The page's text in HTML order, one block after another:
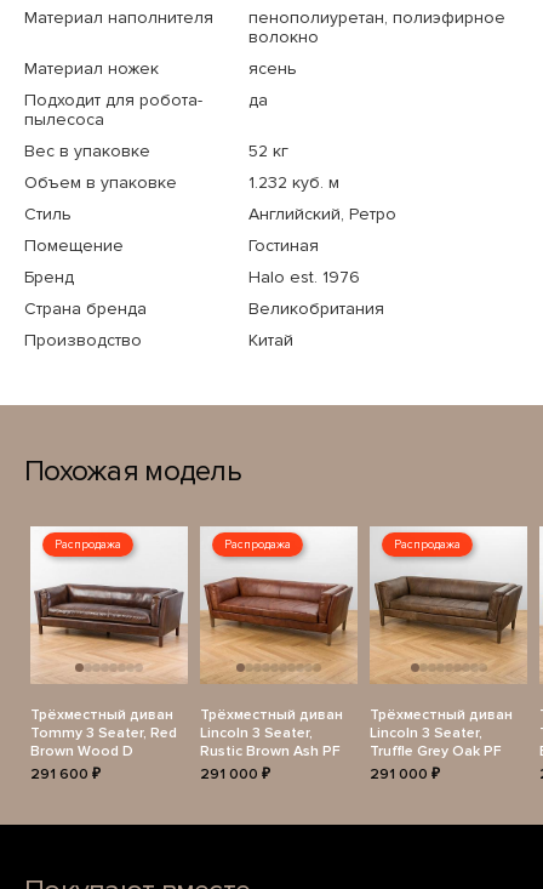
Материал наполнителя
пенополиуретан, полиэфирное
волокно
Материал ножек
ясень
Подходит для робота-
пылесоса
да
Вес в упаковке
52 кг
Объем в упаковке
1.232 куб. м
Стиль
Английский, Ретро
Помещение
Гостиная
Бренд
Halo est. 1976
Страна бренда
Великобритания
Производство
Китай
Похожая модель
Распродажа
Трёхместный диван
Tommy 3 Seater, Red
Brown Wood D
291 600 ₽
Распродажа
Трёхместный диван
Lincoln 3 Seater,
Rustic Brown Ash PF
291 000 ₽
Распродажа
Трёхместный диван
Lincoln 3 Seater,
Truffle Grey Oak PF
291 000 ₽